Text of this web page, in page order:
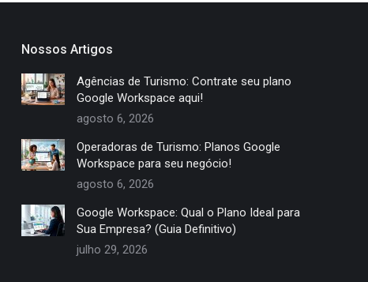
Nossos Artigos
Agências de Turismo: Contrate seu plano
Google Workspace aqui!
agosto 6, 2026
Operadoras de Turismo: Planos Google
Workspace para seu negócio!
agosto 6, 2026
Google Workspace: Qual o Plano Ideal para
Sua Empresa? (Guia Definitivo)
julho 29, 2026